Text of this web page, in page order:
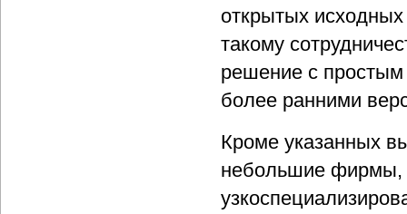
открытых
такому
решение с
более ранними
Кроме указанных
небольшие фирмы,